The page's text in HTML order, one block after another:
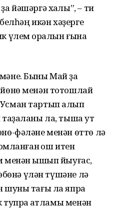
йәшәргә хаҡлы”, – ти
икән хәҙерге
үлем ҡоралын ғына
Быны Май ҙа
менән тотошлай
тартып алып
ла, тышҡа ут
фәләне менән өттө лә
ҡош итен
менән ышҡып йыуғас,
үлән түшәне лә
шуны тағы ла япраҡ
тупраҡ ҡатламы менән